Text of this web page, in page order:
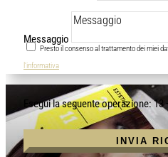
Messaggio
Presto il consenso al trattamento dei miei
l'informativa
13
INVIA